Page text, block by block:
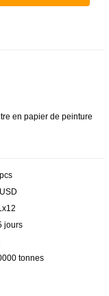
en papier de peinture
jours
tonnes